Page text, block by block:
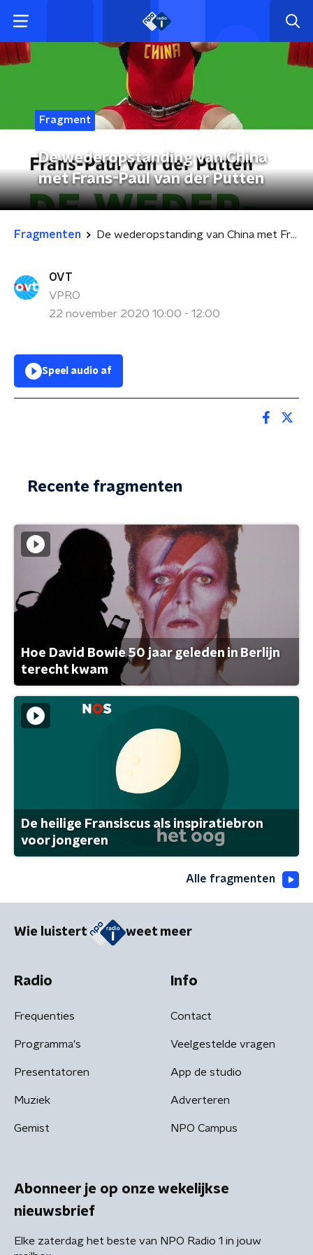
Fragment
De wederopstanding van China
met Frans-Paul van der Putten
Fragmenten De wederopstanding van China met Frans-Paul van der Putten
OVT
VPRO
22 november 2020 10:00 - 12:00
Speel audio af
Recente fragmenten
Hoe David Bowie 50 jaar geleden in Berlijn
terecht kwam
De heilige Fransiscus als inspiratiebron
voor jongeren
Alle fragmenten
Wie luistert weet meer
Radio
Frequenties
Programma's
Presentatoren
Muziek
Gemist
Info
Contact
Veelgestelde vragen
App de studio
Adverteren
NPO Campus
Abonneer je op onze wekelijkse
nieuwsbrief
Elke zaterdag het beste van NPO Radio 1 in jouw